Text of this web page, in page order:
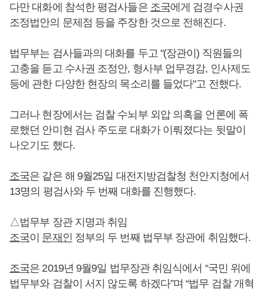
다만 대화에 참석한 평검사들은 조국에게 검경수사권
조정법안의 문제점 등을 주장한 것으로 전해진다.
법무부는 검사들과의 대화를 두고 "(장관이) 직원들의
고충을 듣고 수사권 조정안, 형사부 업무경감, 인사제도
등에 관한 다양한 현장의 목소리를 들었다"고 전했다.
그러나 현장에서는 검찰 수뇌부 외압 의혹을 언론에 폭
로했던 안미현 검사 주도로 대화가 이뤄졌다는 뒷말이
나오기도 했다.
조국은 같은 해 9월25일 대전지방검찰청 천안지청에서
13명의 평검사와 두 번째 대화를 진행했다.
△법무부 장관 지명과 취임
조국이 문재인 정부의 두 번째 법무부 장관에 취임했다.
조국은 2019년 9월9일 법무장관 취임식에서 “국민 위에
법무부와 검찰이 서지 않도록 하겠다”며 “법무 검찰 개혁